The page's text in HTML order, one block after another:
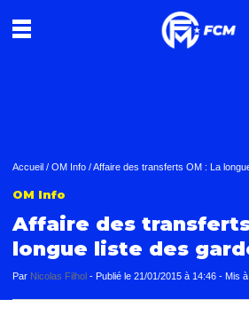
Accueil / OM Info /Affaire des transferts OM : La
OM Info
Affaire des transferts
longue liste des
Par Nicolas Filhol - Publié le 21/01/2015 à 14:46 - Mis